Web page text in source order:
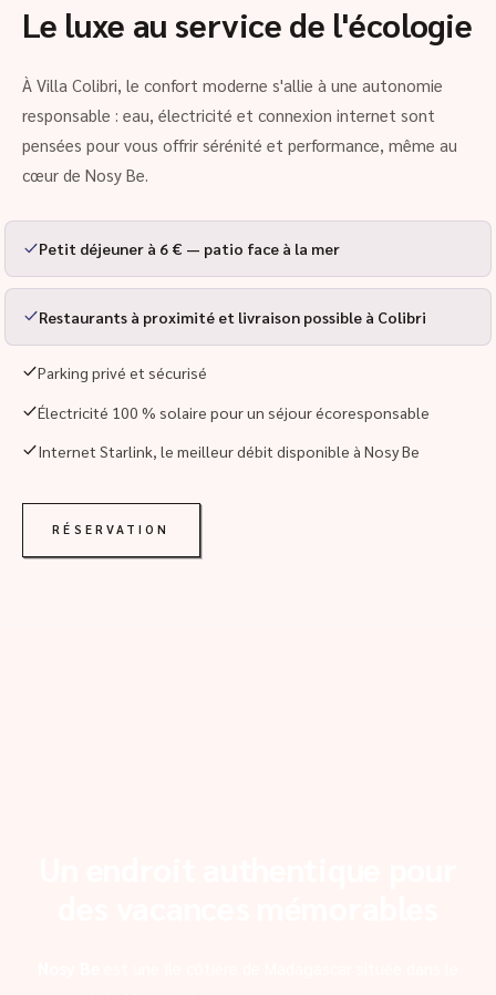
Le luxe au service de l'écologie
À Villa Colibri, le confort moderne s'allie à une autonomie
responsable : eau, électricité et connexion internet sont
pensées pour vous offrir sérénité et performance, même au
cœur de Nosy Be.
Petit déjeuner à 6 € — patio face à la mer
Restaurants à proximité et livraison possible à Colibri
Parking privé et sécurisé
Électricité 100 % solaire pour un séjour écoresponsable
Internet Starlink, le meilleur débit disponible à Nosy Be
RÉSERVATION